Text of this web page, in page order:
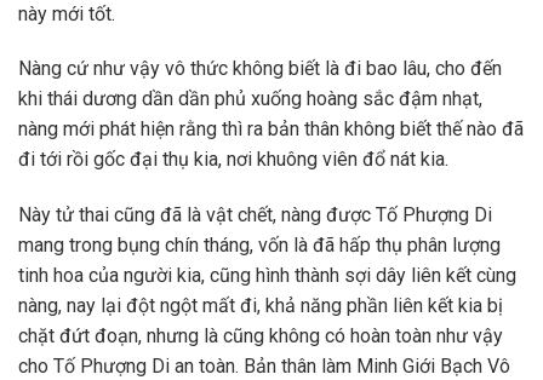
này mới tốt.
Nàng cứ như vậy vô thức không biết là đi bao lâu, cho đến
khi thái dương dần dần phủ xuống hoàng sắc đậm nhạt,
nàng mới phát hiện rằng thì ra bản thân không biết thế nào đã
đi tới rồi gốc đại thụ kia, nơi khuông viên đổ nát kia.
Này tử thai cũng đã là vật chết, nàng được Tố Phượng Di
mang trong bụng chín tháng, vốn là đã hấp thụ phân lượng
tinh hoa của người kia, cũng hình thành sợi dây liên kết cùng
nàng, nay lại đột ngột mất đi, khả năng phần liên kết kia bị
chặt đứt đoạn, nhưng là cũng không có hoàn toàn như vậy
cho Tố Phượng Di an toàn. Bản thân làm Minh Giới Bạch Vô